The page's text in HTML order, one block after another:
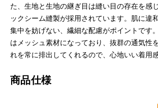
た、生地と生地の継ぎ目は縫い目の存在を感
ックシーム縫製が採用されています。肌に違
集中を妨げない、繊細な配慮がポイントです
はメッシュ素材になっており、抜群の通気性
れを常に排出してくれるので、心地いい着用
商品仕様